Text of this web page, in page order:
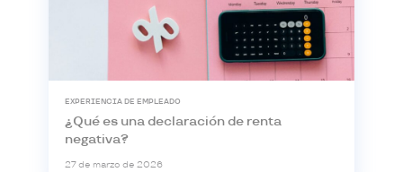
EXPERIENCIA DE EMPLEADO
¿Qué es una declaración de renta
negativa?
27 de marzo de 2026